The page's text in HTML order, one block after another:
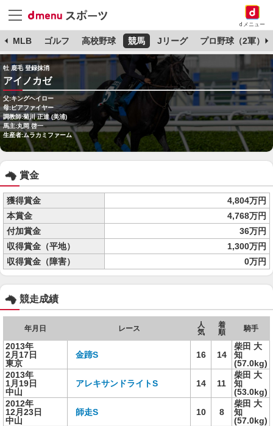
dメニュー
MLB ゴルフ 高校野球 競馬 Jリーグ プロ野球（2軍）
牡 鹿毛 登録抹消
アイノカゼ
父:キングヘイロー
母:ピアファイヤー
調教師:菊川 正達 (美浦)
馬主:丸岡 啓一
生産者:ムラカミファーム
賞金
獲得賞金
4,804万円
本賞金
4,768万円
付加賞金
36万円
収得賞金（平地）
1,300万円
収得賞金（障害）
0万円
競走成績
年月日 レース
人
気
着
順
騎手
2013年
2月17日
東京
金蹄S 16 14
柴田 大
知
(57.0kg)
2013年
1月19日
中山
アレキサンドライトS 14 11
柴田 大
知
(53.0kg)
2012年
12月23日
中山
師走S 10 8
柴田 大
知
(57.0kg)